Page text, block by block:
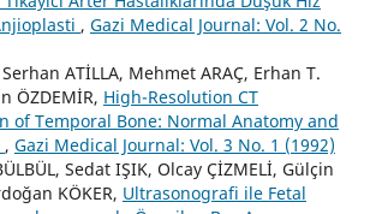
, Gazi Medical Journal: Vol. 2 No.
ATİLLA, Mehmet ARAÇ, Erhan T.
ÖZDEMİR, High-Resolution CT
of Temporal Bone: Normal Anatomy and
, Gazi Medical Journal: Vol. 3 No. 1 (1992)
Sedat IŞIK, Olcay ÇİZMELİ, Gülçin
KÖKER, Ultrasonografi ile Fetal